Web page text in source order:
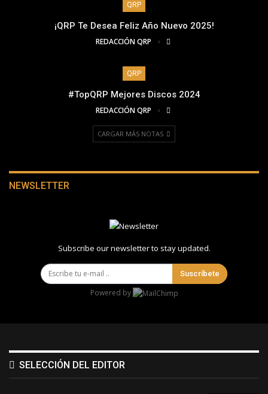
QRP
¡QRP Te Desea Feliz Año Nuevo 2025!
REDACCIÓN QRP
QRP
#TopQRP Mejores Discos 2024
REDACCIÓN QRP
CARGAR MÁS NOTAS
NEWSLETTER
Subscribe our newsletter to stay updated.
Suscríbete
Powered by
SELECCIÓN DEL EDITOR